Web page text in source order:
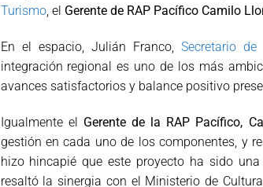
Turismo, el Gerente de RAP Pacífico Camilo
En el espacio, Julián Franco, Secretario
integración regional es uno de los más
avances satisfactorios y balance positivo
Igualmente el Gerente de la RAP Pacífico,
gestión en cada uno de los componentes, y
hizo hincapié que este proyecto ha sido
resaltó la sinergia con el Ministerio de